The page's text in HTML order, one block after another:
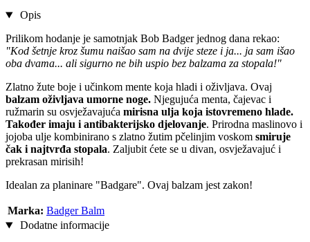
Opis
Prilikom hodanje je samotnjak Bob Badger jednog dana rekao:
"Kod šetnje kroz šumu naišao sam na dvije steze i ja... ja sam išao
oba dvama... ali sigurno ne bih uspio bez balzama za stopala!"
Zlatno žute boje i učinkom mente koja hladi i oživljava. Ovaj
balzam oživljava umorne noge. Njegujuća menta, čajevac i
ružmarin su osvježavajuća mirisna ulja koja istovremeno hlade.
Također imaju i antibakterijsko djelovanje. Prirodna maslinovo i
jojoba ulje kombinirano s zlatno žutim pčelinjim voskom smiruje
čak i najtvrđa stopala. Zaljubit ćete se u divan, osvježavajuć i
prekrasan mirisih!
Idealan za planinare "Badgare". Ovaj balzam jest zakon!
Marka: Badger Balm
Dodatne informacije